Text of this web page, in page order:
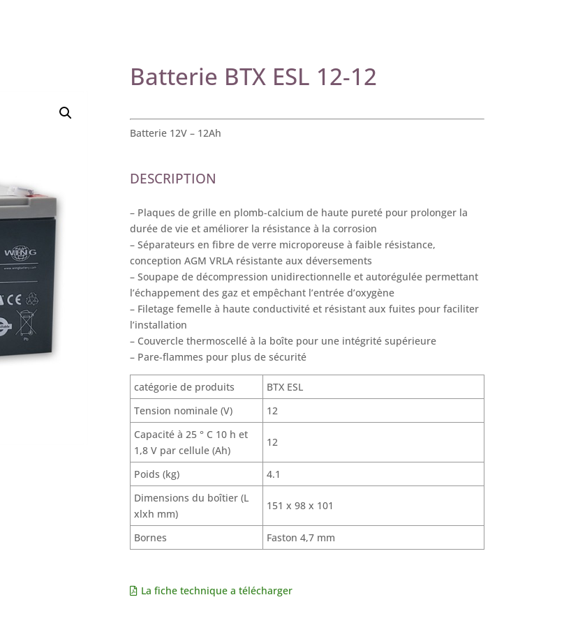
Batterie BTX ESL 12-12
Batterie 12V – 12Ah
DESCRIPTION
– Plaques de grille en plomb-calcium de haute pureté pour prolonger la
durée de vie et améliorer la résistance à la corrosion
– Séparateurs en fibre de verre microporeuse à faible résistance,
conception AGM VRLA résistante aux déversements
– Soupape de décompression unidirectionnelle et autorégulée permettant
l’échappement des gaz et empêchant l’entrée d’oxygène
– Filetage femelle à haute conductivité et résistant aux fuites pour faciliter
l’installation
– Couvercle thermoscellé à la boîte pour une intégrité supérieure
– Pare-flammes pour plus de sécurité
catégorie de produits
BTX ESL
Tension nominale (V)
12
Capacité à 25 ° C 10 h et
1,8 V par cellule (Ah)
12
Poids (kg)
4.1
Dimensions du boîtier (L
xlxh mm)
151 x 98 x 101
Bornes Faston 4,7 mm
La fiche technique a télécharger